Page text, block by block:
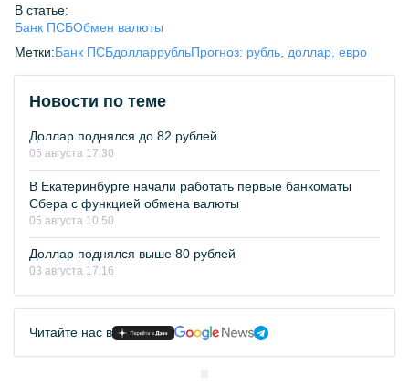
В статье:
Банк ПСБОбмен валюты
Метки:Банк ПСБдолларрубльПрогноз: рубль, доллар, евро
Новости по теме
Доллар поднялся до 82 рублей
05 августа 17:30
В Екатеринбурге начали работать первые банкоматы
Сбера с функцией обмена валюты
05 августа 10:50
Доллар поднялся выше 80 рублей
03 августа 17:16
Читайте нас в